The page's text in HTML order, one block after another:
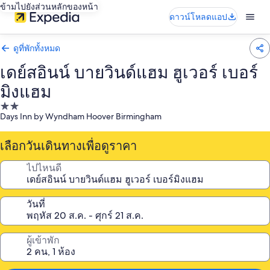
ข้ามไปยังส่วนหลักของหน้า
ดาวน์โหลดแอป
ดูที่พักทั้งหมด
เดย์สอินน์ บายวินด์แฮม ฮูเวอร์ เบอร์
มิงแฮม
ที่พัก
2.0
Days Inn by Wyndham Hoover Birmingham
เลือกวันเดินทางเพื่อดูราคา
ไปไหนดี
วันที่
ผู้เข้าพัก